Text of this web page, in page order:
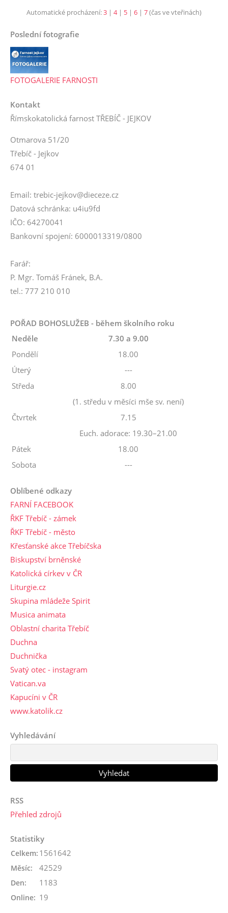
Automatické procházení:3 | 4| 5 | 6 | 7(čas ve vteřinách)
Poslední fotografie
FOTOGALERIE FARNOSTI
Kontakt
Římskokatolická farnost TŘEBÍČ - JEJKOV
Otmarova 51/20
Třebíč - Jejkov
674 01
Email: trebic-jejkov@dieceze.cz
Datová schránka: u4iu9fd
IČO: 64270041
Bankovní spojení: 6000013319/0800
Farář:
P. Mgr. Tomáš Fránek, B.A.
tel.: 777 210 010
POŘAD BOHOSLUŽEB - během školního roku
Neděle
7.30 a 9.00
Pondělí
18.00
Úterý
---
Středa
8.00
(1. středu v měsíci mše sv. není)
Čtvrtek
7.15
Euch. adorace: 19.30–21.00
Pátek
18.00
Sobota
---
Oblíbené odkazy
FARNÍ FACEBOOK
ŘKF Třebíč - zámek
ŘKF Třebíč - město
Křesťanské akce Třebíčska
Biskupství brněnské
Katolická církev v ČR
Liturgie.cz
Skupina mládeže Spirit
Musica animata
Oblastní charita Třebíč
Duchna
Duchnička
Svatý otec - instagram
Vatican.va
Kapucíni v ČR
www.katolik.cz
Vyhledávání
RSS
Přehled zdrojů
Statistiky
Online: 19
Celkem: 1561642
Měsíc: 42529
Den: 1183